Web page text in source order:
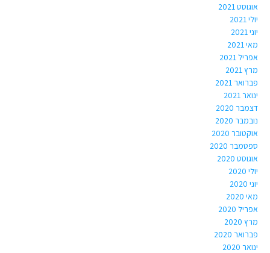
אוגוסט 2021
יולי 2021
יוני 2021
מאי 2021
אפריל 2021
מרץ 2021
פברואר 2021
ינואר 2021
דצמבר 2020
נובמבר 2020
אוקטובר 2020
ספטמבר 2020
אוגוסט 2020
יולי 2020
יוני 2020
מאי 2020
אפריל 2020
מרץ 2020
פברואר 2020
ינואר 2020